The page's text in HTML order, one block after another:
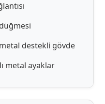
destekli gövde
metal ayaklar